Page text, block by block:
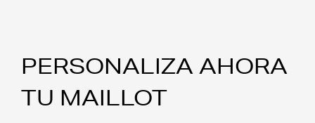
PERSONALIZA AHORA
TU MAILLOT